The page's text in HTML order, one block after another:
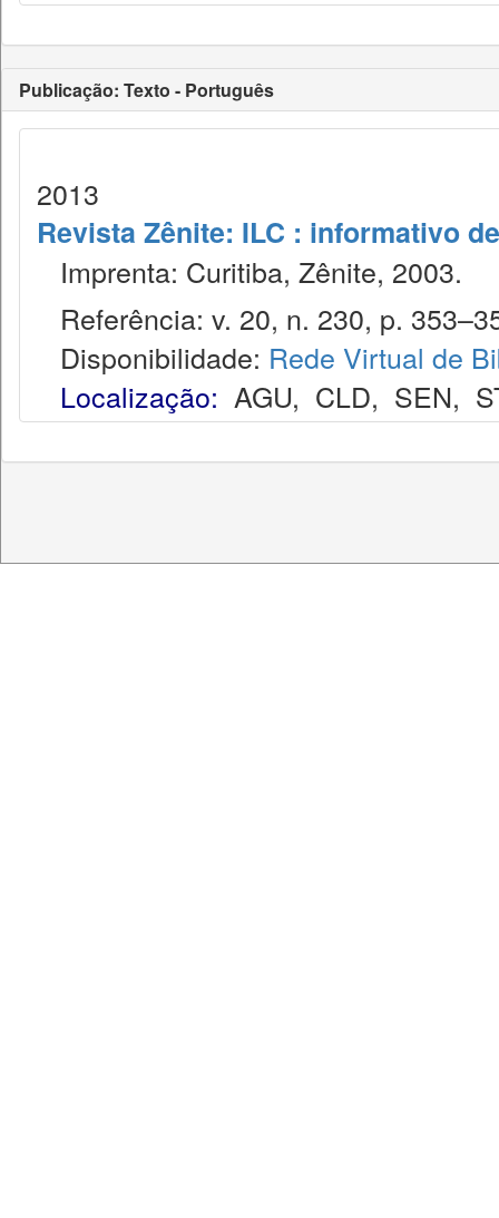
Publicação: Texto - Português
2013
Revista Zênite: ILC : informativo
Imprenta: Curitiba, Zênite, 2003.
Referência: v. 20, n. 230, p.
Disponibilidade: Rede Virtual de
Localização: AGU, CLD, SEN,